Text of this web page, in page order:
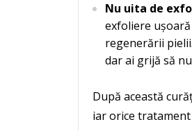
Nu uita de
exfoliere
regenerării
dar ai grijă să
După această
iar orice